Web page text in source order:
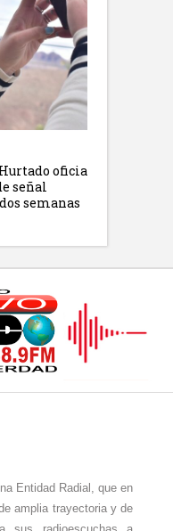
oficia
señal
semanas
Entidad Radial, que en
amplia trayectoria y de